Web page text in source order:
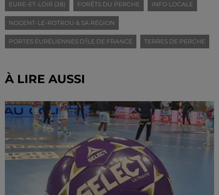
EURE-ET-LOIR (28) FORÊTS DU PERCHE INFO LOCALE
NOGENT-LE-ROTROU & SA RÉGION
PORTES EURÉLIENNES D'ÎLE DE FRANCE TERRES DE PERCHE
À LIRE AUSSI